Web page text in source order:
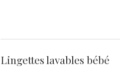
Lingettes lavables bébé